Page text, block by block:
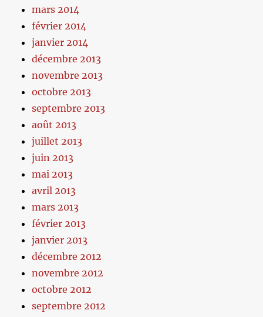
mars 2014
février 2014
janvier 2014
décembre 2013
novembre 2013
octobre 2013
septembre 2013
août 2013
juillet 2013
juin 2013
mai 2013
avril 2013
mars 2013
février 2013
janvier 2013
décembre 2012
novembre 2012
octobre 2012
septembre 2012